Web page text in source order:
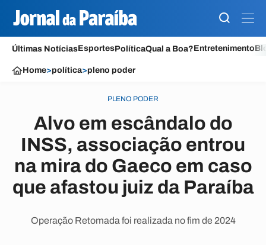
Últimas NotíciasEsportesPolíticaQual a Boa?Entretenimento
Home>política>pleno poder
PLENO PODER
Alvo em escândalo do
INSS, associação entrou
na mira do Gaeco em caso
que afastou juiz da Paraíba
Operação Retomada foi realizada no fim de 2024